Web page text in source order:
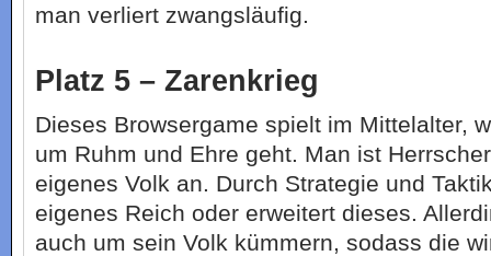
man verliert zwangsläufig.
Platz 5 – Zarenkrieg
Dieses Browsergame spielt im Mittelalter,
um Ruhm und Ehre geht. Man ist
eigenes Volk an. Durch Strategie und
eigenes Reich oder erweitert dieses.
auch um sein Volk kümmern, sodass die